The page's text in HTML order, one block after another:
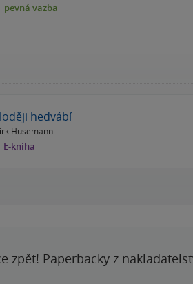
pevná vazba
hedvábí
Husemann
E-kniha
zpět! Paperbacky z